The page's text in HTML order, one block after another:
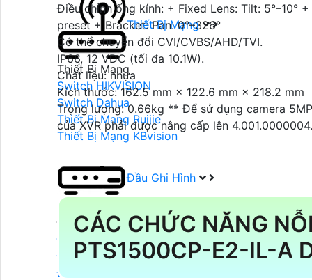
Thiết Bị Mạng
Thiết Bị Mạng
Switch HIKVISION
Switch Dahua
Thiết Bị Mạng Ruijie
Thiết Bị Mạng KBvision
Đầu Ghi Hình
Đầu Ghi Camera
Đầu Ghi Dahua
Đầu Ghi Hikvision
Đầu Ghi Kbvision
Điều chỉnh ống kính: + Fixed Lens: Tilt: 5°–10°
preset + Bracket: Pan: 0°–326°
Có thể chuyển đổi CVI/CVBS/AHD/TVI.
IP66, 12 VDC (tối đa 10.1W).
Chất liệu: nhựa
Kích thước: 162.5 mm × 122.6 mm × 218.2 mm
Trọng lượng: 0.66kg ** Để sử dụng camera
của XVR phải được nâng cấp lên
CÁC CHỨC NĂNG
PTS1500CP-E2-IL-A